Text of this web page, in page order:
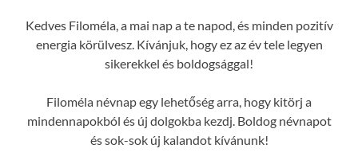
Kedves Filoméla, a mai nap a te napod, és minden pozitív
energia körülvesz. Kívánjuk, hogy ez az év tele legyen
sikerekkel és boldogsággal!
Filoméla névnap egy lehetőség arra, hogy kitörj a
mindennapokból és új dolgokba kezdj. Boldog névnapot
és sok-sok új kalandot kívánunk!